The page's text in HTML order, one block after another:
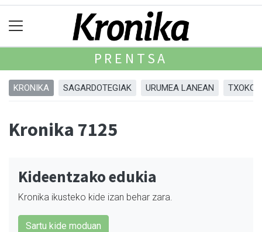
PRENTSA
KRONIKA SAGARDOTEGIAK URUMEA LANEAN
Kronika 7125
Kideentzako edukia
Kronika ikusteko kide izan behar zara.
Sartu kide moduan